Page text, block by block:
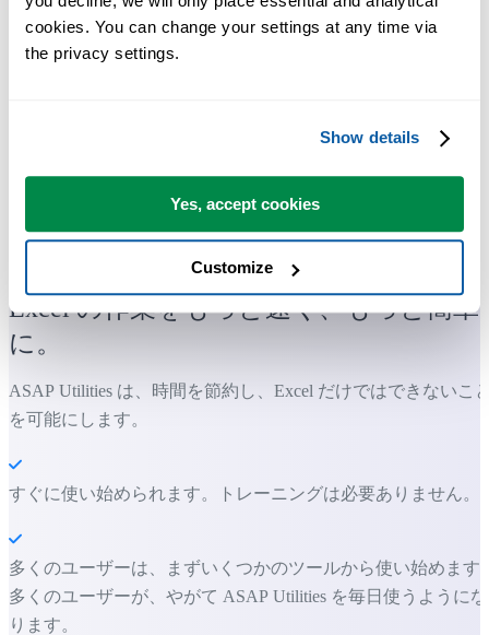
cookies. You can change your settings at any time via
the privacy settings.
Show details
Yes, accept cookies
Customize
多くの Excel ユーザーが Excel に標準搭載してほしい実用的な
Excel の作業をもっと速く、もっと簡単
に。
ASAP Utilities は、時間を節約し、Excel だけではできないこ
を可能にします。
すぐに使い始められます。トレーニングは必要ありません。
多くのユーザーは、まずいくつかのツールから使い始めます
多くのユーザーが、やがて ASAP Utilities を毎日使うようにな
ります。